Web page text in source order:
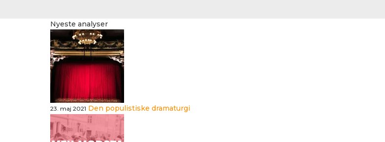
Nyeste analyser
23. maj 2021 Den populistiske dramaturgi